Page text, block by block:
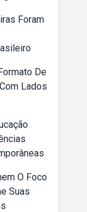
Foram
De
Lados
O Foco
Suas